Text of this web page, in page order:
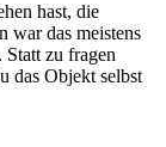
hast, die
war das meistens
zu fragen
das Objekt selbst